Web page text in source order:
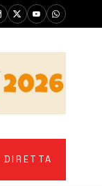
COPPA ITALIA: IL 30
DIRETTA